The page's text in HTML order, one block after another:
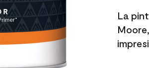
La